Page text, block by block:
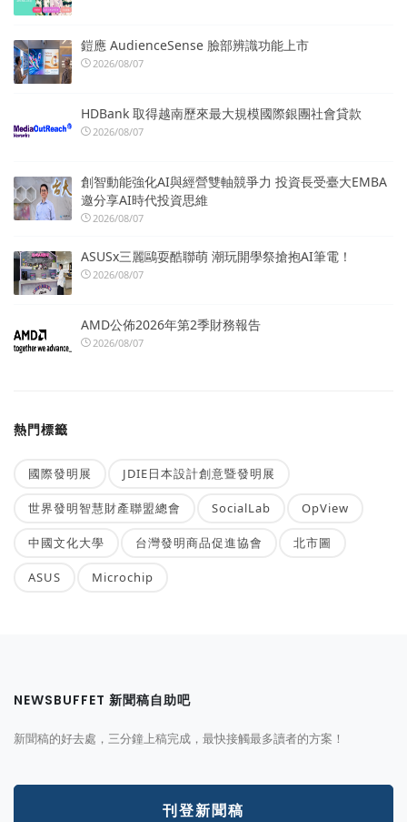
鎧應 AudienceSense 臉部辨識功能上市
2026/08/07
HDBank 取得越南歷來最大規模國際銀團社會貸款
2026/08/07
創智動能強化AI與經營雙軸競爭力 投資長受臺大EMBA
邀分享AI時代投資思維
2026/08/07
ASUSx三麗鷗耍酷聯萌 潮玩開學祭搶抱AI筆電！
2026/08/07
AMD公佈2026年第2季財務報告
2026/08/07
熱門標籤
國際發明展 JDIE日本設計創意暨發明展
世界發明智慧財產聯盟總會 SocialLab OpView
中國文化大學 台灣發明商品促進協會 北市圖
ASUS Microchip
NEWSBUFFET 新聞稿自助吧
新聞稿的好去處，三分鐘上稿完成，最快接觸最多讀者的方案！
刊登新聞稿